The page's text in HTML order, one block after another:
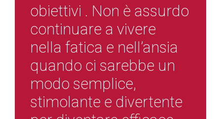
obiettivi . Non è assurdo
continuare a vivere
nella fatica e nell’ansia
quando ci sarebbe un
modo semplice,
stimolante e divertente